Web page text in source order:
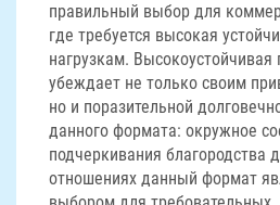
правильный выбор для
где требуется высокая
нагрузкам. Высокоустойчивая
убеждает не только своим
но и поразительной
данного формата: окружное
подчеркивания благородства
отношениях данный формат